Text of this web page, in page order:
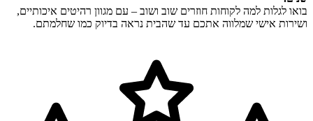
בואו לגלות למה לקוחות חוזרים שוב ושוב – עם מגוון רהיטים איכותיים,
ושירות אישי שמלווה אתכם עד שהבית נראה בדיוק כמו שחלמתם.